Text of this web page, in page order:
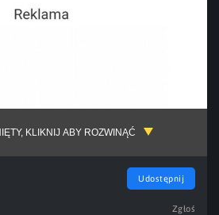
KLIKNIJ ABY ROZWINĄĆ
Udostępnij
Zgłoś